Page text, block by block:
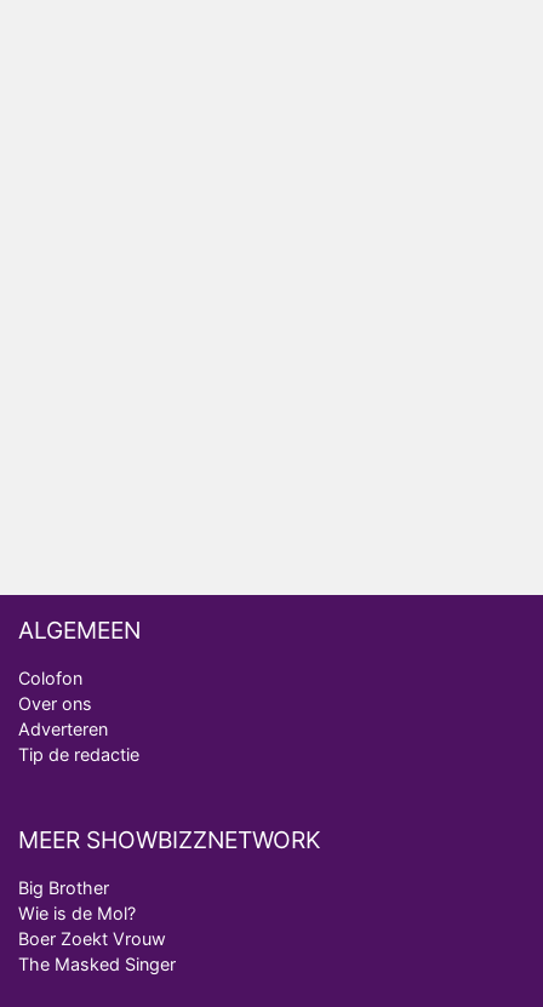
ALGEMEEN
Colofon
Over ons
Adverteren
Tip de redactie
MEER SHOWBIZZNETWORK
Big Brother
Wie is de Mol?
Boer Zoekt Vrouw
The Masked Singer